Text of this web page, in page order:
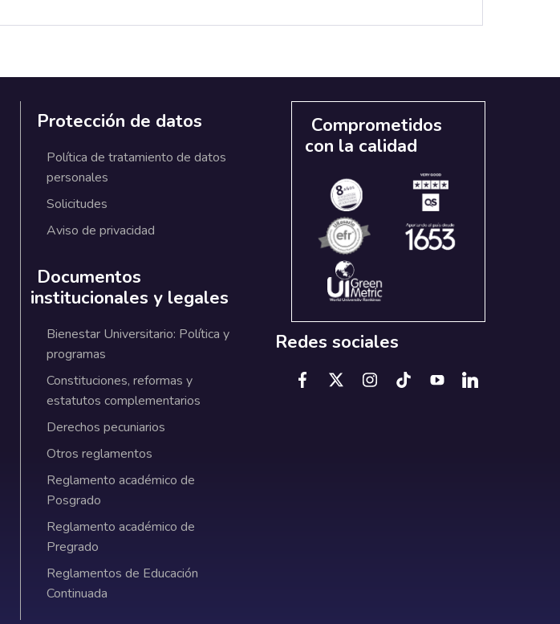
Protección de datos
Política de tratamiento de datos
personales
Solicitudes
Aviso de privacidad
Documentos
institucionales y legales
Bienestar Universitario: Política y
programas
Constituciones, reformas y
estatutos complementarios
Derechos pecuniarios
Otros reglamentos
Reglamento académico de
Posgrado
Reglamento académico de
Pregrado
Reglamentos de Educación
Continuada
Comprometidos
con la calidad
Redes sociales